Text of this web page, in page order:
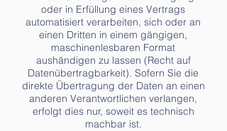
oder in Erfüllung eines Vertrags
automatisiert verarbeiten, sich oder an
einen Dritten in einem gängigen,
maschinenlesbaren Format
aushändigen zu lassen (Recht auf
Datenübertragbarkeit). Sofern Sie die
direkte Übertragung der Daten an einen
anderen Verantwortlichen verlangen,
erfolgt dies nur, soweit es technisch
machbar ist.